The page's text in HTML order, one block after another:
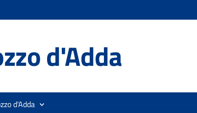
d'Adda
d'Adda